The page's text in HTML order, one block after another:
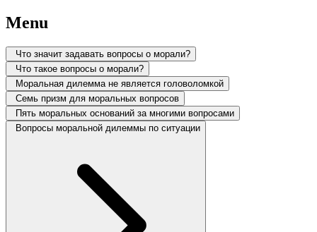
Menu
Что значит задавать вопросы о морали?
Что такое вопросы о морали?
Моральная дилемма не является головоломкой
Семь призм для моральных вопросов
Пять моральных оснований за многими вопросами
Вопросы моральной дилеммы по ситуации